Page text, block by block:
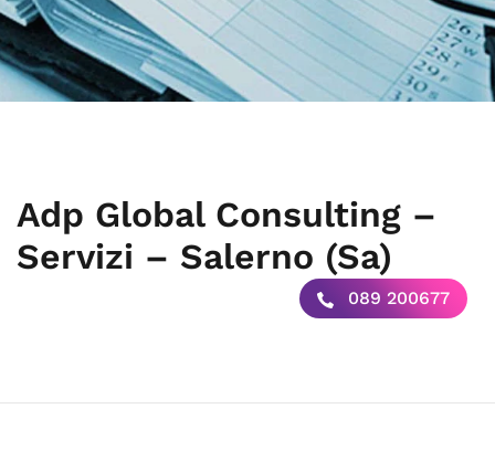
Adp Global Consulting –
Servizi – Salerno (Sa)
089 200677